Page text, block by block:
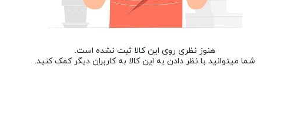
هنوز نظری روی این کالا ثبت نشده است.
شما میتوانید با نظر دادن به این کالا به کاربران دیگر کمک کنید.